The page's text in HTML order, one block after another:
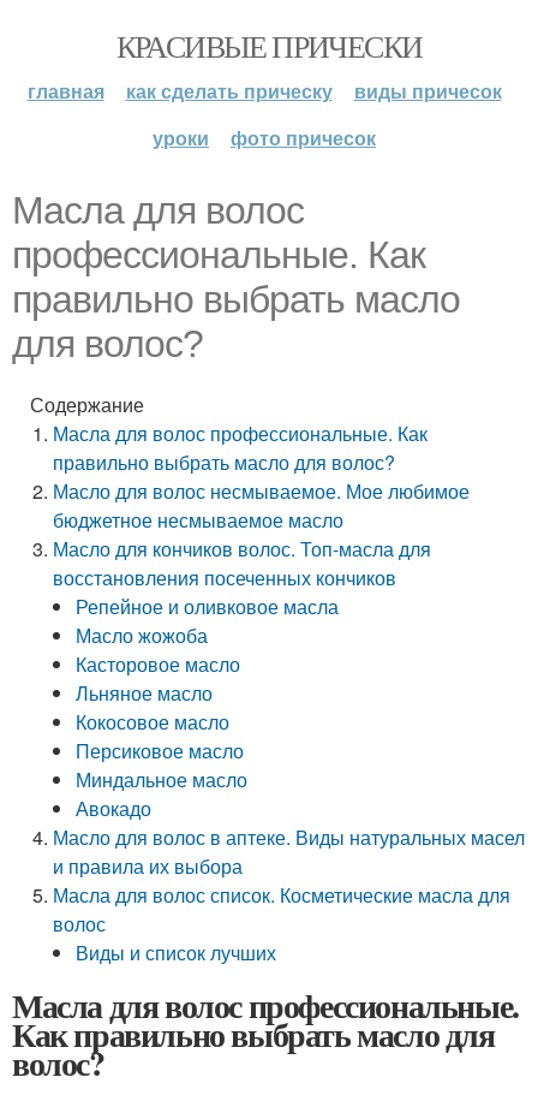
КРАСИВЫЕ ПРИЧЕСКИ
главная как сделать прическу
виды причесок
уроки
фото причесок
Масла для волос
профессиональные. Как
правильно выбрать масло
для волос?
Содержание
Масла для волос профессиональные. Как
правильно выбрать масло для волос?
Масло для волос несмываемое. Мое любимое
бюджетное несмываемое масло
Масло для кончиков волос. Топ-масла для
восстановления посеченных кончиков
Репейное и оливковое масла
Масло жожоба
Касторовое масло
Льняное масло
Кокосовое масло
Персиковое масло
Миндальное масло
Авокадо
Масло для волос в аптеке. Виды натуральных масел
и правила их выбора
Масла для волос список. Косметические масла для
волос
Виды и список лучших
Масла для волос профессиональные.
Как правильно выбрать масло для
волос?